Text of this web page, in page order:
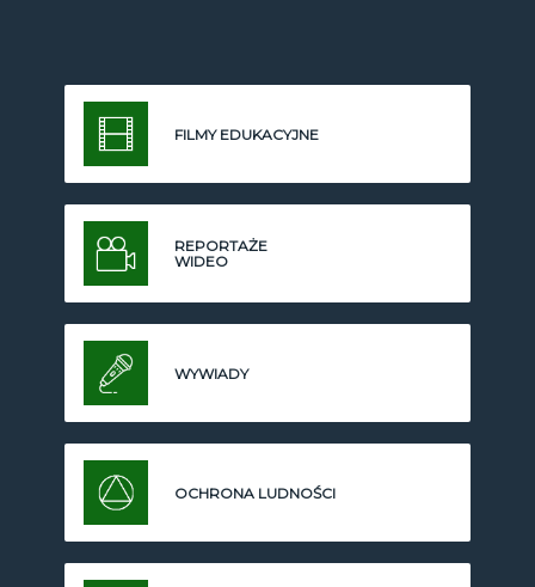
FILMY EDUKACYJNE
REPORTAŻE
WIDEO
WYWIADY
OCHRONA LUDNOŚCI